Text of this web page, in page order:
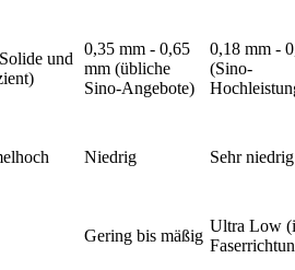
und
0,35 mm - 0,65
mm (übliche
Sino-Angebote)
0,18 mm -
(Sino-
Niedrig Sehr niedrig
Gering bis mäßig
Ultra Low